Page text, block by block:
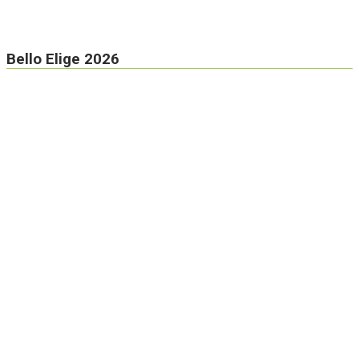
Bello Elige 2026